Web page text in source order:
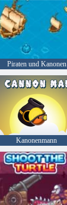
Piraten und Kanonen
Kanonenmann